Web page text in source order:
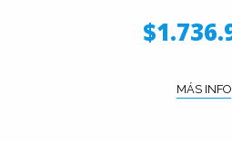
MÁS INFO